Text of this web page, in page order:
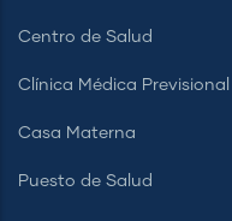
Centro de Salud
Clínica Médica Previsional
Casa Materna
Puesto de Salud